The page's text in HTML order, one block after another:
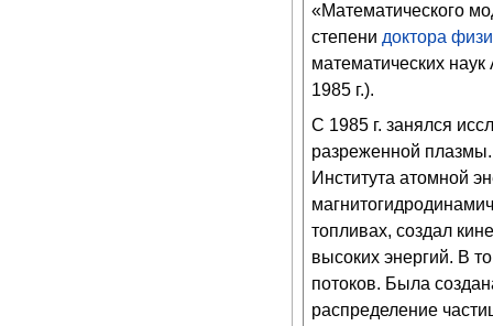
«Математического
степени доктора
математических
1985 г.).
С 1985 г. занялся
разреженной
Института атомной
топливах, создал
высоких энергий. В
потоков. Была
распределение